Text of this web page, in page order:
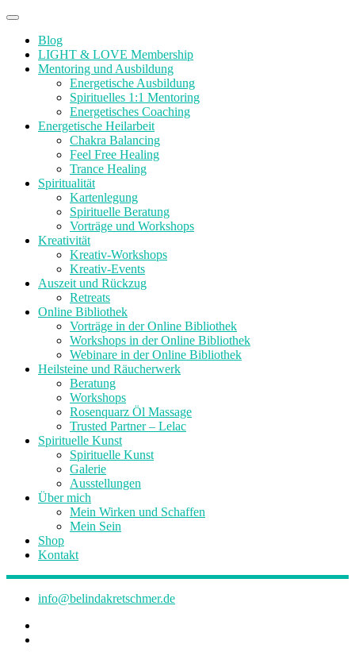
Zum
springen
Menü
Blog
LIGHT & LOVE Membership
Mentoring und Ausbildung
Energetische Ausbildung
Spirituelles 1:1 Mentoring
Energetisches Coaching
Energetische Heilarbeit
Chakra Balancing
Feel Free Healing
Trance Healing
Spiritualität
Kartenlegung
Spirituelle Beratung
Vorträge und Workshops
Kreativität
Kreativ-Workshops
Kreativ-Events
Auszeit und Rückzug
Retreats
Online Bibliothek
Vorträge in der Online Bibliothek
Workshops in der Online Bibliothek
Webinare in der Online Bibliothek
Heilsteine und Räucherwerk
Beratung
Workshops
Rosenquarz Öl Massage
Trusted Partner – Lelac
Spirituelle Kunst
Spirituelle Kunst
Galerie
Ausstellungen
Über mich
Mein Wirken und Schaffen
Mein Sein
Shop
Kontakt
info@belindakretschmer.de